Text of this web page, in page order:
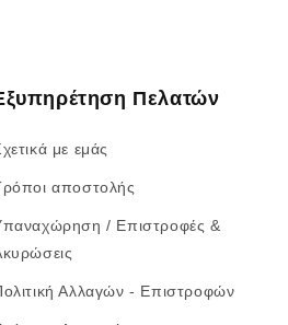
Πελατών
με εμάς
αποστολής
/ Επιστροφές &
Αλλαγών - Επιστροφών